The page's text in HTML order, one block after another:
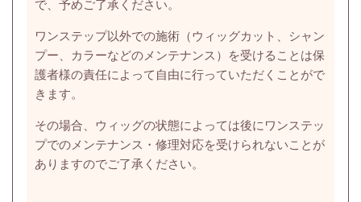
で、予めご了承ください。
ワンステップ以外での施術（ウィッグカット、シャン
プー、カラーなどのメンテナンス）を受けることは保
護者様の責任によって自由に行っていただくことがで
きます。
その場合、ウィッグの状態によっては後にワンステッ
プでのメンテナンス・修理対応を受けられないことが
ありますのでご了承ください。